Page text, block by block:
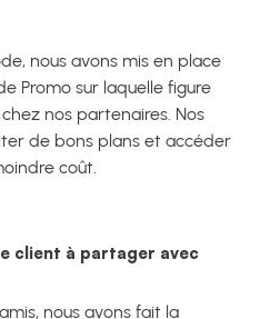
nous avons mis en place
Promo sur laquelle figure
nos partenaires. Nos
de bons plans et accéder
coût.
client à partager avec
nous avons fait la